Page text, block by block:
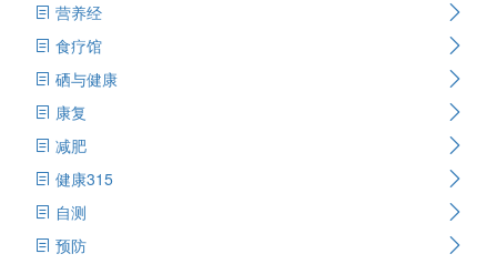
营养经
食疗馆
硒与健康
康复
减肥
健康315
自测
预防